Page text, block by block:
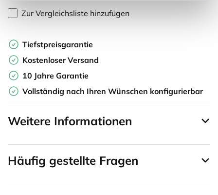
Zur Vergleichsliste hinzufügen
Tiefstpreisgarantie
Kostenloser Versand
10 Jahre Garantie
Vollständig nach Ihren Wünschen konfigurierbar
Weitere Informationen
Häufig gestellte Fragen